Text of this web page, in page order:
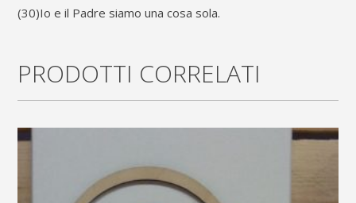
e
cm.18x22
(30)Io e il Padre siamo una cosa sola.
PRODOTTI CORRELATI